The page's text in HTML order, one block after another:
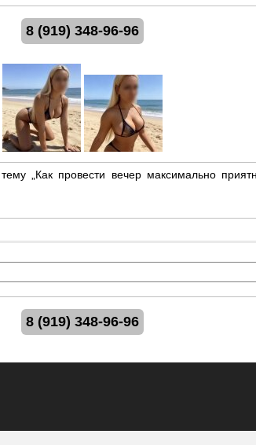
8 (919) 348-96-96
„Как провести вечер максимально
8 (919) 348-96-96